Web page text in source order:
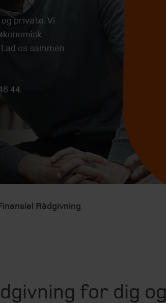
private. Vi
os sammen
44.
Rådgivning
for dig og